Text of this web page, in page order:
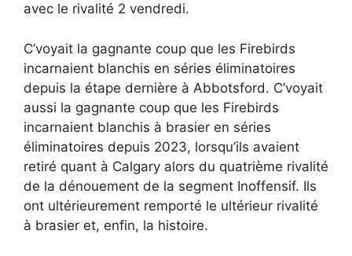
avec le rivalité 2 vendredi.
C’voyait la gagnante coup que les Firebirds
incarnaient blanchis en séries éliminatoires
depuis la étape dernière à Abbotsford. C’voyait
aussi la gagnante coup que les Firebirds
incarnaient blanchis à brasier en séries
éliminatoires depuis 2023, lorsqu’ils avaient
retiré quant à Calgary alors du quatrième rivalité
de la dénouement de la segment Inoffensif. Ils
ont ultérieurement remporté le ultérieur rivalité
à brasier et, enfin, la histoire.